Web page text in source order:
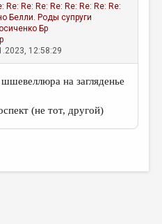
Re: Re: Re: Re: Re: Re: Re: Re:
Белли. Роды супруги
Бр
12:58:29
на загляденье
(не тот, другой)